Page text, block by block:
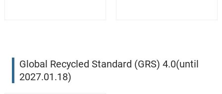
Global Recycled Standard (GRS) 4.0(until
2027.01.18)